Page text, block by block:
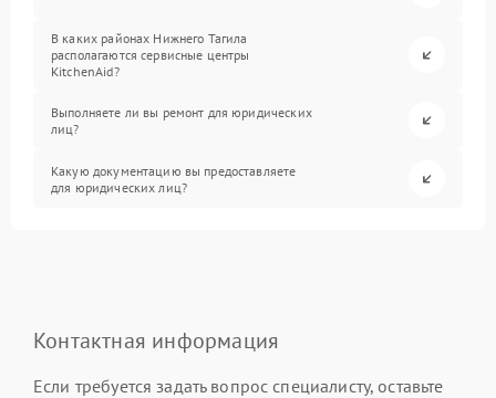
В каких районах Нижнего Тагила
располагаются сервисные центры
KitchenAid?
Выполняете ли вы ремонт для юридических
лиц?
Какую документацию вы предоставляете
для юридических лиц?
Контактная информация
Если требуется задать вопрос специалисту, оставьте